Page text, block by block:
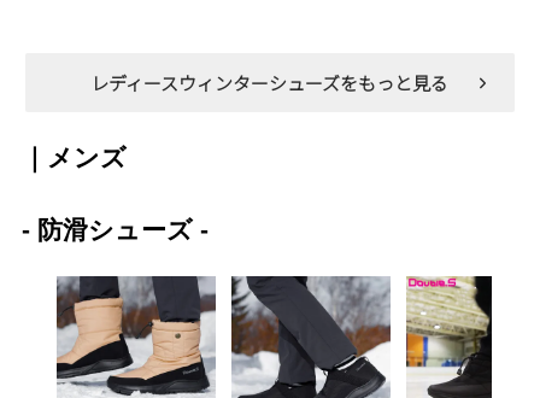
会社概要
プライバシーポリシー
特定商取引法に基づく表示
お問い合わせ
レディースウィンターシューズをもっと見る
｜メンズ
- 防滑シューズ -